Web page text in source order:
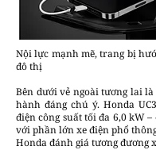
Nội lực mạnh mẽ, trang bị
đô thị
Bên dưới vẻ ngoài tương lai
hành đáng chú ý. Honda
điện công suất tối đa 6,0 kW
với phần lớn xe điện phổ
Honda đánh giá tương đương